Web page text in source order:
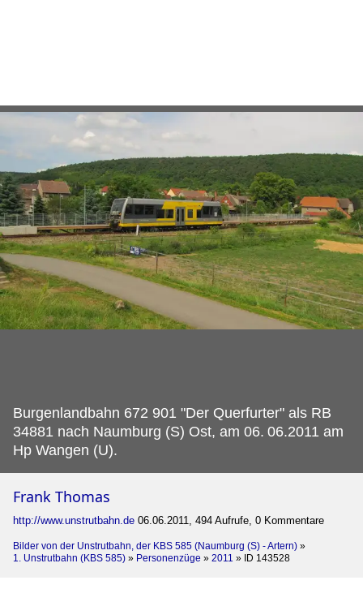
Burgenlandbahn 672 901 "Der Querfurter" als RB
34881 nach Naumburg (S) Ost, am 06. 06.2011 am
Hp Wangen (U).
Frank Thomas
http://www.unstrutbahn.de 06.06.2011, 494 Aufrufe, 0 Kommentare
Bilder von der Unstrutbahn, der KBS 585 (Naumburg (S) - Artern) »
1. Unstrutbahn (KBS 585) » Personenzüge » 2011 » ID 143528